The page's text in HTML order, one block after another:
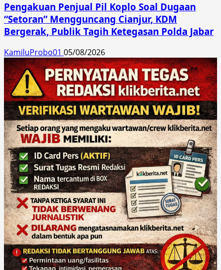
Pengakuan Penjual Pil Koplo Soal Dugaan
“Setoran” Mengguncang Cianjur, KDM
Bergerak, Publik Tagih Ketegasan Polda Jabar
KamiluProbo01 05/08/2026